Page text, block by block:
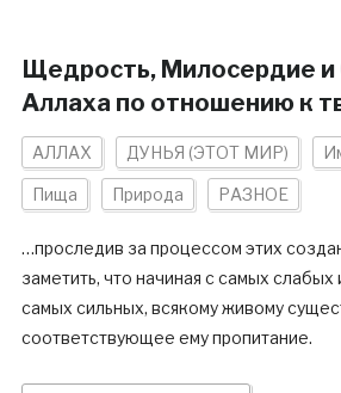
Щедрость, Милосердие и
Аллаха по отношению к
АЛЛАХ ДУНЬЯ (ЭТОТ МИР)
Пища Природа РАЗНОЕ
…проследив за процессом этих
заметить, что начиная с самых
самых сильных, всякому живому
соответствующее ему пропитание.